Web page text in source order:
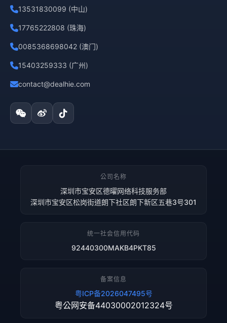
13531830099 (中山)
17765222808 (珠海)
0085368698042 (澳门)
15403259333 (广州)
contact@dealhie.com
公司名称
深圳市宝安区德曜网络科技服务部
深圳市宝安区松岗街道朗下社区朗下新区五巷3号301
统一社会信用代码
92440300MAKB4PKT85
备案信息
粤ICP备2026047495号
粤公网安备44030002012324号